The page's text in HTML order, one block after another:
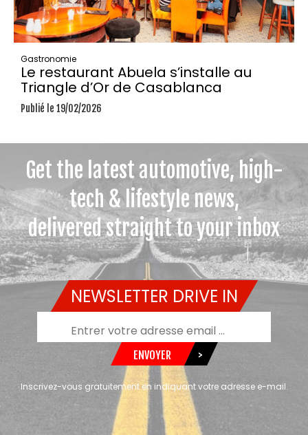
Gastronomie
Le restaurant Abuela s’installe au
Triangle d’Or de Casablanca
Publié le 19/02/2026
Get the latest automotive, high-
tech & lifestyle news,
delivered straight to your inbox
NEWSLETTER DRIVE IN
ENVOYER >
Inscrivez-vous gratuitement en indiquant votre adresse e-mail.